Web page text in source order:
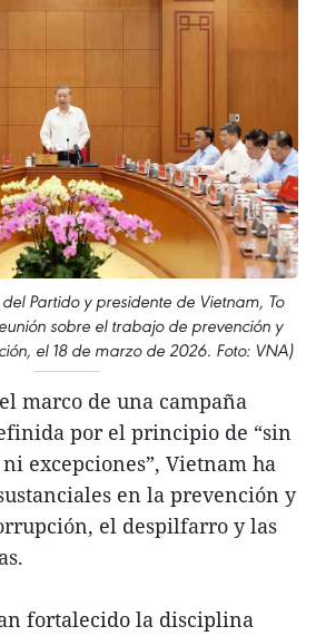
Partido y presidente de Vietnam, To
sobre el trabajo de prevención y
el 18 de marzo de 2026. Foto: VNA)
marco de una campaña
por el principio de “sin
excepciones”, Vietnam ha
en la prevención y
el despilfarro y las
fortalecido la disciplina